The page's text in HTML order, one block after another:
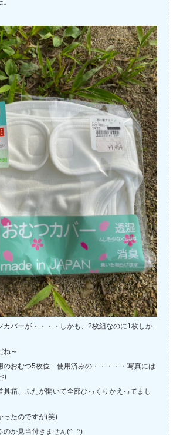
カバーが・・・・しかも、2枚組なのに1枚しか
ね～
のおむつ5枚位 使用済みの・・・・・写真には
具箱、ふたが開いて全部ひっくりかえってまし
ったのですが(笑)
のか見当付きません(^_^)